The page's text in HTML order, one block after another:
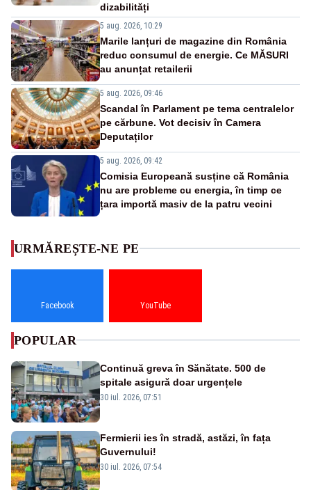
dizabilități
5 aug. 2026, 10:29
Marile lanțuri de magazine din România
reduc consumul de energie. Ce MĂSURI
au anunțat retailerii
5 aug. 2026, 09:46
Scandal în Parlament pe tema centralelor
pe cărbune. Vot decisiv în Camera
Deputaților
5 aug. 2026, 09:42
Comisia Europeană susține că România
nu are probleme cu energia, în timp ce
țara importă masiv de la patru vecini
URMĂREȘTE-NE PE
Facebook YouTube
POPULAR
Continuă greva în Sănătate. 500 de
spitale asigură doar urgențele
30 iul. 2026, 07:51
Fermierii ies în stradă, astăzi, în fața
Guvernului!
30 iul. 2026, 07:54